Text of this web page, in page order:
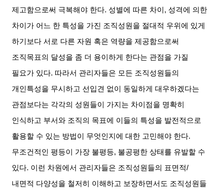
제고함으로써 극복해야 한다. 성별에 따른 차이 , 성격에 의한
차이가 어느 한 특성을 가진 조직성원을 절대적 우위에 있게
하기보다 서로 다른 자원 혹은 역량을 제공함으로써
조직목표의 달성을 좀 더 용이하게 한다는 관점을 가질
필요가 있다. 따라서 관리자들은 모든 조직성원들의
개인특성을 무시하고 선입견 없이 동일하게 대우하겠다는
관점보다는 각각의 성원들이 가지는 차이점을 명확히
인식하고 부서와 조직의 목표에 이들의 특성을 발전적으로
활용할 수 있는 방법이 무엇인지에 대한 고민해야 한다.
무조건적인 평등이 가장 불평등, 불공평한 상태를 유발할 수
있다. 이런 차원에서 관리자들은 조직성원들의 표면적/
내면적 다양성을 철저히 이해하고 보장하면서도 조직성원들